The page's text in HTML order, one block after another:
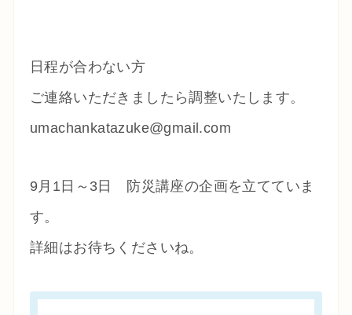
日程が合わない方
ご連絡いただきましたら調整いたします。
umachankatazuke@gmail.com
9月1日～3日 防災講座の企画を立てていま
す。
詳細はお待ちくださいね。